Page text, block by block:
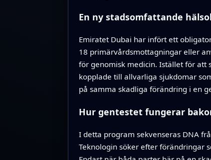
En ny stadsomfattande
Emiratet Dubai har infört ett
18 primärvårdsmottagningar eller
för genomisk medicin. Istället för att
kopplade till allvarliga sjukdomar
på samma skadliga förändring i en
Hur gentestet fungerar
I detta program sekvenseras DNA
Teknologin söker efter förändringar